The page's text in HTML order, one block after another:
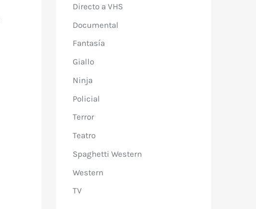
Directo a VHS
Documental
Fantasía
Giallo
Ninja
Policial
Terror
Teatro
Spaghetti Western
Western
TV